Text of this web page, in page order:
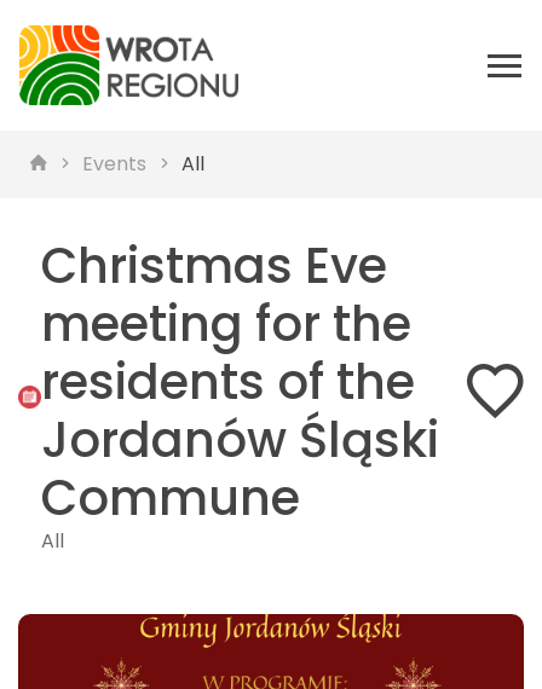
Events All
Christmas Eve
meeting for the
residents of the
Jordanów Śląski
Commune
All